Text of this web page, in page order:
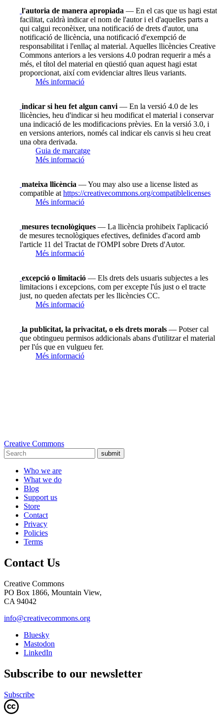
l'autoria de manera apropiada — En el cas que us hagi estat
facilitat, caldrà indicar el nom de l'autor i el d'aquelles parts a
qui calgui reconèixer, una notificació de drets d'autor, una
notificació de llicència, una notificació d'exempció de
responsabilitat i l'enllaç al material. Aquelles llicències Creative
Commons anteriors a les versions 4.0 podran requerir a més a
més, el títol del material en qüestió quan aquest hagi estat
proporcionat, així com evidenciar altres lleus variants.
Més informació
indicar si heu fet algun canvi — En la versió 4.0 de les
llicències, heu d'indicar si heu modificat el material i conservar
una indicació de les modificacions prèvies. En la versió 3.0, i
en versions anteriors, només cal indicar els canvis si heu creat
una obra derivada.
Guia de marcatge
Més informació
mateixa llicència — You may also use a license listed as
compatible at https://creativecommons.org/compatiblelicenses
Més informació
mesures tecnològiques — La llicència prohibeix l'aplicació
de mesures tecnològiques efectives, definides d'acord amb
l'article 11 del Tractat de l'OMPI sobre Drets d'Autor.
Més informació
excepció o limitació — Els drets dels usuaris subjectes a les
limitacions i excepcions, com per excepte l'ús just o el tracte
just, no queden afectats per les llicències CC.
Més informació
la publicitat, la privacitat, o els drets morals — Potser cal
que obtingueu permisos addicionals abans d'utilitzar el material
per l'ús que en vulgueu fer.
Més informació
Creative Commons
submit
Who we are
What we do
Blog
Support us
Store
Contact
Privacy
Policies
Terms
Contact Us
Creative Commons
PO Box 1866, Mountain View,
CA 94042
info@creativecommons.org
Bluesky
Mastodon
LinkedIn
Subscribe to our newsletter
Subscribe